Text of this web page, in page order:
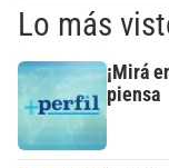
Lo más
¡Mirá
piensa